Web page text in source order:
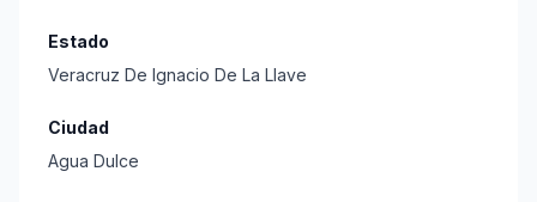
Estado
Veracruz De Ignacio De La Llave
Ciudad
Agua Dulce